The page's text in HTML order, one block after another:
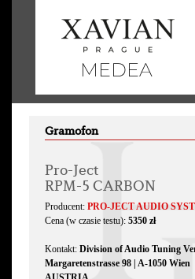
Gramofon
Pro-Ject
RPM-5 CARBON
Producent: PRO-JECT AUDIO
Cena (w czasie testu): 5350 zł
Kontakt: Division of Audio Tuning
Margaretenstrasse 98 | A-1050 Wien